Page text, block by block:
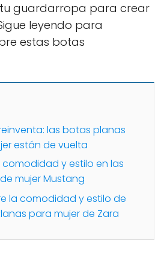
guardarropa para crear
leyendo para
estas botas
las botas planas
están de vuelta
comodidad y estilo en las
mujer Mustang
la comodidad y estilo de
para mujer de Zara